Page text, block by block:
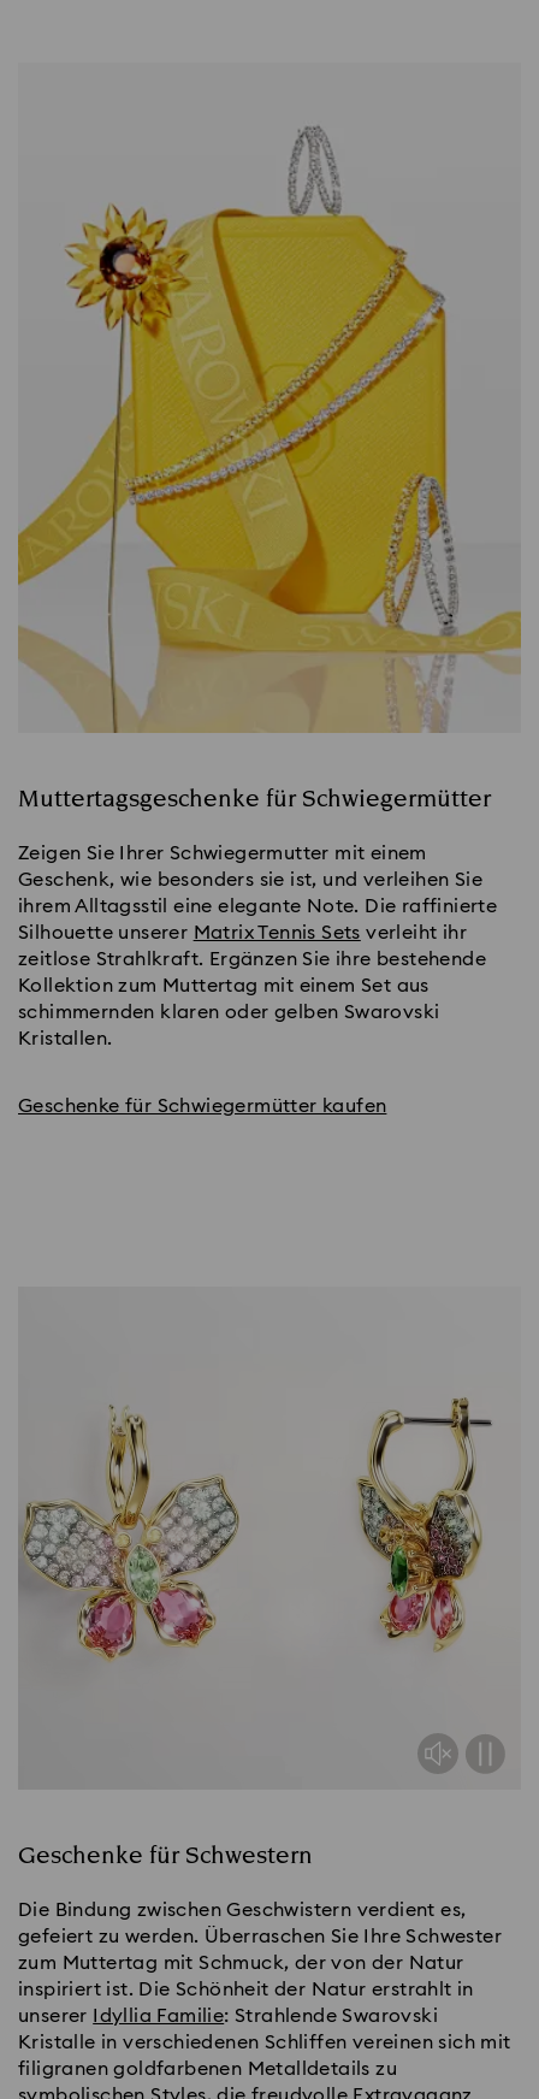
Muttertagsgeschenke für Schwiegermütter
Zeigen Sie Ihrer Schwiegermutter mit einem
Geschenk, wie besonders sie ist, und verleihen Sie
ihrem Alltagsstil eine elegante Note. Die raffinierte
Silhouette unserer Matrix Tennis Sets verleiht ihr
zeitlose Strahlkraft. Ergänzen Sie ihre bestehende
Kollektion zum Muttertag mit einem Set aus
schimmernden klaren oder gelben Swarovski
Kristallen.
Geschenke für Schwiegermütter kaufen
Geschenke für Schwestern
Die Bindung zwischen Geschwistern verdient es,
gefeiert zu werden. Überraschen Sie Ihre Schwester
zum Muttertag mit Schmuck, der von der Natur
inspiriert ist. Die Schönheit der Natur erstrahlt in
unserer
Idyllia Familie: Strahlende Swarovski
Kristalle in verschiedenen Schliffen vereinen sich mit
filigranen goldfarbenen Metalldetails zu